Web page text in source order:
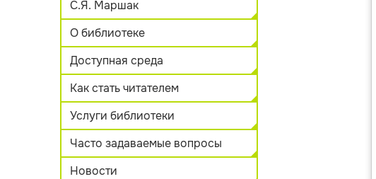
С.Я. Маршак
О библиотеке
Доступная среда
Как стать читателем
Услуги библиотеки
Часто задаваемые вопросы
Новости